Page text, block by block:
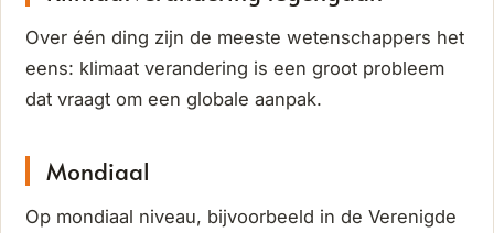
Over één ding zijn de meeste wetenschappers het
eens: klimaat verandering is een groot probleem
dat vraagt om een globale aanpak.
Mondiaal
Op mondiaal niveau, bijvoorbeeld in de Verenigde